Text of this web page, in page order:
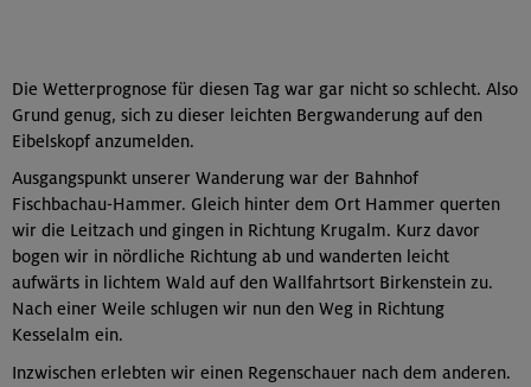
Die Wetterprognose für diesen Tag war gar nicht so schlecht. Also
Grund genug, sich zu dieser leichten Bergwanderung auf den
Eibelskopf anzumelden.
Ausgangspunkt unserer Wanderung war der Bahnhof
Fischbachau-Hammer. Gleich hinter dem Ort Hammer querten
wir die Leitzach und gingen in Richtung Krugalm. Kurz davor
bogen wir in nördliche Richtung ab und wanderten leicht
aufwärts in lichtem Wald auf den Wallfahrtsort Birkenstein zu.
Nach einer Weile schlugen wir nun den Weg in Richtung
Kesselalm ein.
Inzwischen erlebten wir einen Regenschauer nach dem anderen.